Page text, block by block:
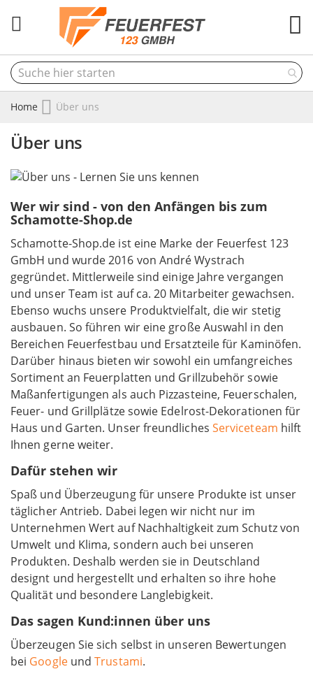
Home Über uns
Über uns
Wer wir sind - von den Anfängen bis zum
Schamotte-Shop.de
Schamotte-Shop.de ist eine Marke der Feuerfest 123
GmbH und wurde 2016 von André Wystrach
gegründet. Mittlerweile sind einige Jahre vergangen
und unser Team ist auf ca. 20 Mitarbeiter gewachsen.
Ebenso wuchs unsere Produktvielfalt, die wir stetig
ausbauen. So führen wir eine große Auswahl in den
Bereichen Feuerfestbau und Ersatzteile für Kaminöfen.
Darüber hinaus bieten wir sowohl ein umfangreiches
Sortiment an Feuerplatten und Grillzubehör sowie
Maßanfertigungen als auch Pizzasteine, Feuerschalen,
Feuer- und Grillplätze sowie Edelrost-Dekorationen für
Haus und Garten. Unser freundliches Serviceteam hilft
Ihnen gerne weiter.
Dafür stehen wir
Spaß und Überzeugung für unsere Produkte ist unser
täglicher Antrieb. Dabei legen wir nicht nur im
Unternehmen Wert auf Nachhaltigkeit zum Schutz von
Umwelt und Klima, sondern auch bei unseren
Produkten. Deshalb werden sie in Deutschland
designt und hergestellt und erhalten so ihre hohe
Qualität und besondere Langlebigkeit.
Das sagen Kund:innen über uns
Überzeugen Sie sich selbst in unseren Bewertungen
bei GoogleundTrustami.